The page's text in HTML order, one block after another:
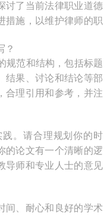
讨了当前法律职业道德
措施，以维护律师的职
？
规范和结构，包括标题
结果、讨论和结论等部
合理引用和参考，并注
。请合理规划你的时
的论文有一个清晰的逻
导师和专业人士的意见
间、耐心和良好的学术